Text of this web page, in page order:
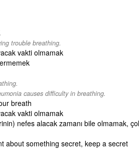
trouble breathing.
vakti olmamak
causes difficulty in breathing.
breath
vakti olmamak
nefes alacak zamanı bile olmamak,
about something secret, keep a secret